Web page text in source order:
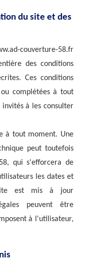
du site et des
couverture-58.fr
des conditions
Ces conditions
complétées à tout
à les consulter
à tout moment. Une
peut toutefois
qui s'efforcera de
les dates et
est mis à jour
peuvent être
à l'utilisateur,